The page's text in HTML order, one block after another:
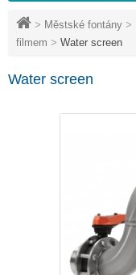
> Městské fontány >
filmem > Water screen
Water screen